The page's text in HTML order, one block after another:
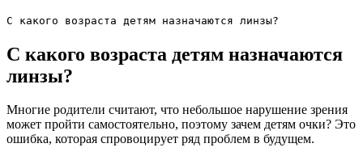
С какого возраста детям назначаются линзы?
С какого возраста детям назначаются
линзы?
Многие родители считают, что небольшое нарушение зрения
может пройти самостоятельно, поэтому зачем детям очки? Это
ошибка, которая спровоцирует ряд проблем в будущем.